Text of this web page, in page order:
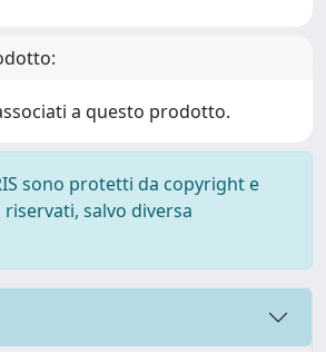
a questo prodotto.
sono protetti da copyright e
salvo diversa